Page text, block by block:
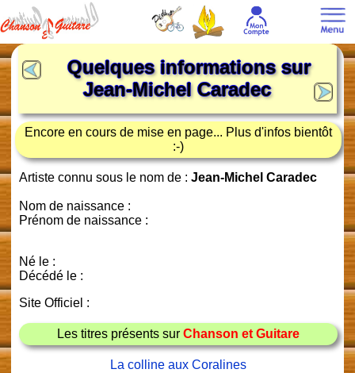
Quelques informations sur
Jean-Michel Caradec
Encore en cours de mise en page... Plus d'infos bientôt
:-)
Artiste connu sous le nom de : Jean-Michel Caradec
Nom de naissance :
Prénom de naissance :
Né le :
Décédé le :
Site Officiel :
Les titres présents sur Chanson et Guitare
La colline aux Coralines